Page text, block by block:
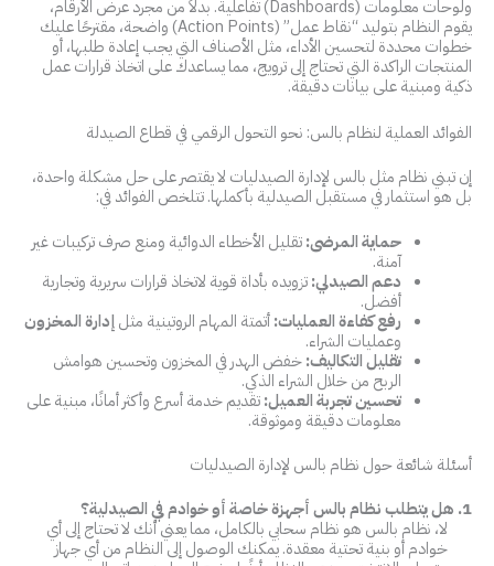
ولوحات معلومات (Dashboards) تفاعلية. بدلاً من مجرد عرض الأرقام،
يقوم النظام بتوليد “نقاط عمل” (Action Points) واضحة، مقترحًا عليك
خطوات محددة لتحسين الأداء، مثل الأصناف التي يجب إعادة طلبها، أو
المنتجات الراكدة التي تحتاج إلى ترويج، مما يساعدك على اتخاذ قرارات عمل
ذكية ومبنية على بيانات دقيقة.
الفوائد العملية لنظام بالس: نحو التحول الرقمي في قطاع الصيدلة
إن تبني نظام مثل بالس لإدارة الصيدليات لا يقتصر على حل مشكلة واحدة،
بل هو استثمار في مستقبل الصيدلية بأكملها. تتلخص الفوائد في:
حماية المرضى:تقليل الأخطاء الدوائية ومنع صرف تركيبات غير
آمنة.
دعم الصيدلي:تزويده بأداة قوية لاتخاذ قرارات سريرية وتجارية
أفضل.
رفع كفاءة العمليات:أتمتة المهام الروتينية مثلإدارة المخزون
وعمليات الشراء.
تقليل التكاليف:خفض الهدر في المخزون وتحسين هوامش
الربح من خلال الشراء الذكي.
تحسين تجربة العميل:تقديم خدمة أسرع وأكثر أمانًا، مبنية على
معلومات دقيقة وموثوقة.
أسئلة شائعة حول نظام بالس لإدارة الصيدليات
1. هل يتطلب نظام بالس أجهزة خاصة أو خوادم في الصيدلية؟
لا، نظام بالس هو نظام سحابي بالكامل، مما يعني أنك لا تحتاج إلى أي
خوادم أو بنية تحتية معقدة. يمكنك الوصول إلى النظام من أي جهاز